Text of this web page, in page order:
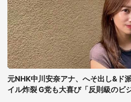
元NHK中川安奈アナ、へそ出し&ド
イル炸裂 G党も大喜び「反則級のビ